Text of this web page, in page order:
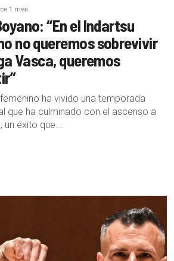
1 mes
“En el Indartsu
no queremos sobrevivir
Vasca, queremos
ha vivido una temporada
que ha culminado con el ascenso a
un éxito que...